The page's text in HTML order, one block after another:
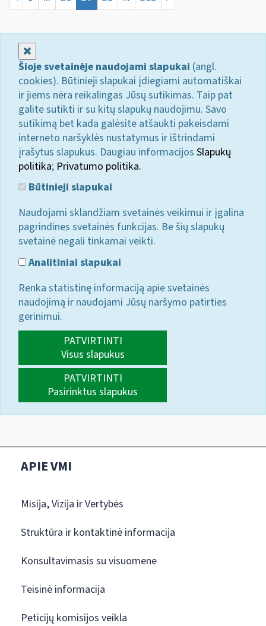
Šioje svetainėje naudojami slapukai (angl.
cookies). Būtinieji slapukai įdiegiami automatiškai
ir jiems nėra reikalingas Jūsų sutikimas. Taip pat
galite sutikti ir su kitų slapukų naudojimu. Savo
sutikimą bet kada galėsite atšaukti pakeisdami
interneto naršyklės nustatymus ir ištrindami
įrašytus slapukus. Daugiau informacijos Slapukų
politika; Privatumo politika.
Būtinieji slapukai
Naudojami sklandžiam svetainės veikimui ir įgalina
pagrindines svetainės funkcijas. Be šių slapukų
svetainė negali tinkamai veikti.
Analitiniai slapukai
Renka statistinę informaciją apie svetainės
naudojimą ir naudojami Jūsų naršymo patirties
gerinimui.
PATVIRTINTI
Visus slapukus
PATVIRTINTI
Pasirinktus slapukus
APIE VMI
Misija, Vizija ir Vertybės
Struktūra ir kontaktinė informacija
Konsultavimasis su visuomene
Teisinė informacija
Peticijų komisijos veikla